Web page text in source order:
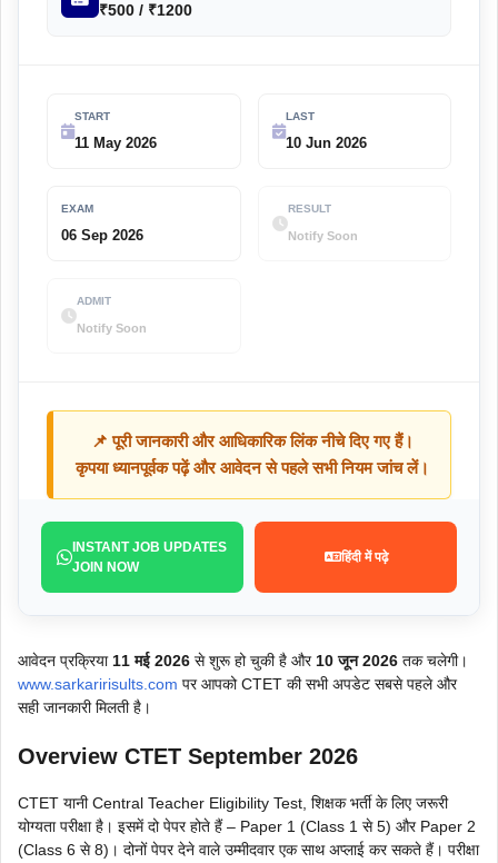
₹500 / ₹1200
START
11 May 2026
LAST
10 Jun 2026
EXAM
06 Sep 2026
RESULT
Notify Soon
ADMIT
Notify Soon
📌 पूरी जानकारी और आधिकारिक लिंक नीचे दिए गए हैं।
कृपया ध्यानपूर्वक पढ़ें और आवेदन से पहले सभी नियम जांच लें।
INSTANT JOB UPDATES
JOIN NOW
हिंदी में पढ़े
आवेदन प्रक्रिया11 मई 2026 से शुरू हो चुकी है और10 जून 2026 तक चलेगी।
www.sarkaririsults.com पर आपको CTET की सभी अपडेट सबसे पहले और
सही जानकारी मिलती है।
Overview CTET September 2026
CTET यानी Central Teacher Eligibility Test, शिक्षक भर्ती के लिए जरूरी
योग्यता परीक्षा है। इसमें दो पेपर होते हैं – Paper 1 (Class 1 से 5) और Paper 2
(Class 6 से 8)। दोनों पेपर देने वाले उम्मीदवार एक साथ अप्लाई कर सकते हैं। परीक्षा